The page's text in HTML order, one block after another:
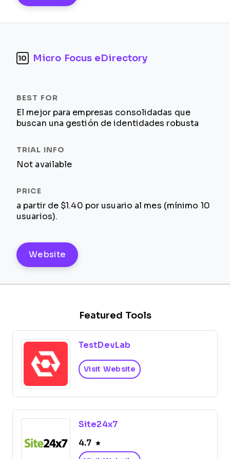
10 Micro Focus eDirectory
El mejor para empresas consolidadas que
buscan una gestión de identidades robusta
Not available
a partir de $1.40 por usuario al mes (mínimo 10
usuarios).
Website
Featured Tools
TestDevLab
Visit Website
Site24x7
4.7